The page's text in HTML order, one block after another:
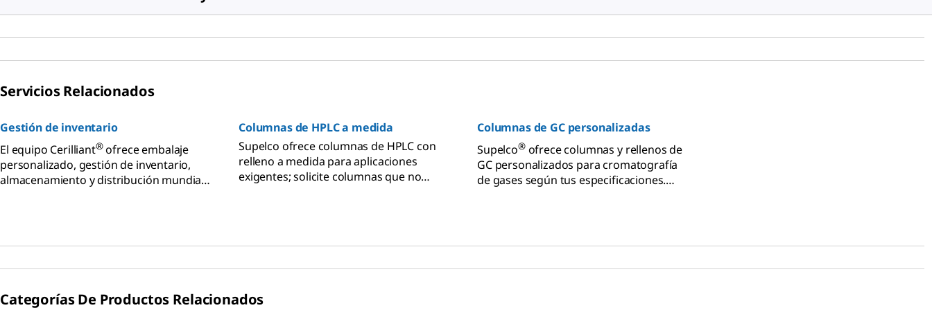
Servicios Relacionados
Gestión de inventario
El equipo Cerilliant®ofrece embalaje
personalizado, gestión de inventario,
almacenamiento y distribución mundial
Columnas de HPLC a medida
Supelco ofrece columnas de HPLC con
relleno a medida para aplicaciones
exigentes; solicite columnas que no
Columnas de GC personalizadas
Supelco®ofrece columnas y rellenos de
GC personalizados para cromatografía
de gases según tus especificaciones.
Categorías De Productos Relacionados